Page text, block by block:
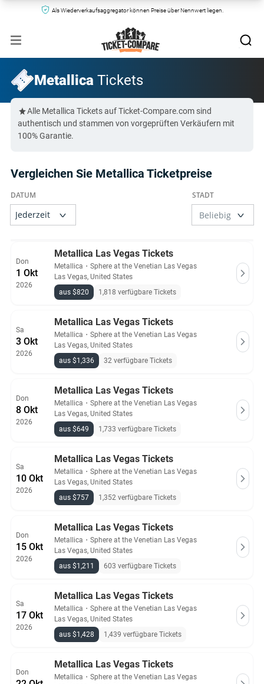
Als Wiederverkaufsaggregator können Preise über Nennwert liegen.
Metallica Tickets
Alle Metallica Tickets auf Ticket-Compare.com sind
authentisch und stammen von vorgeprüften Verkäufern mit
100% Garantie.
Vergleichen Sie Metallica Ticketpreise
Don
1 Okt
2026
Metallica Las Vegas Tickets
Metallica ・ Sphere at the Venetian Las Vegas
Las Vegas, United States
aus $820
1,818 verfügbare Tickets
Sa
3 Okt
2026
Metallica Las Vegas Tickets
Metallica ・ Sphere at the Venetian Las Vegas
Las Vegas, United States
aus $1,336
32 verfügbare Tickets
Don
8 Okt
2026
Metallica Las Vegas Tickets
Metallica ・ Sphere at the Venetian Las Vegas
Las Vegas, United States
aus $649
1,733 verfügbare Tickets
Sa
10 Okt
2026
Metallica Las Vegas Tickets
Metallica ・ Sphere at the Venetian Las Vegas
Las Vegas, United States
aus $757
1,352 verfügbare Tickets
Don
15 Okt
2026
Metallica Las Vegas Tickets
Metallica ・ Sphere at the Venetian Las Vegas
Las Vegas, United States
aus $1,211
603 verfügbare Tickets
Sa
17 Okt
2026
Metallica Las Vegas Tickets
Metallica ・ Sphere at the Venetian Las Vegas
Las Vegas, United States
aus $1,428
1,439 verfügbare Tickets
Don
Metallica Las Vegas Tickets
Metallica ・ Sphere at the Venetian Las Vegas